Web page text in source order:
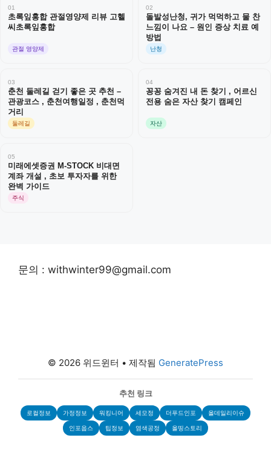
01
초록잎홍합 관절영양제 리뷰 고헬
씨초록잎홍합
관절 영양제
02
돌발성난청, 귀가 먹먹하고 물 찬
느낌이 나요 – 원인 증상 치료 예
방법
난청
03
춘천 둘레길 걷기 좋은 곳 추천 –
관광코스 , 춘천여행일정 , 춘천먹
거리
둘레길
04
꽁꽁 숨겨진 내 돈 찾기 , 어르신
전용 숨은 자산 찾기 캠페인
자산
05
미래에셋증권 M-STOCK 비대면
계좌 개설 , 초보 투자자를 위한
완벽 가이드
주식
문의 : withwinter99@gmail.com
© 2026 위드윈터 • 제작됨 GeneratePress
추천 링크
로컬정보 가정정보 워킹니어 세모정 더푸드인포 올데일리이슈
인포웁스 팁정보 염색공정 올띵스토리